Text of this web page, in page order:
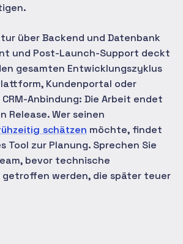
über Backend und Datenbank
und Post-Launch-Support deckt
gesamten Entwicklungszyklus
Kundenportal oder
Anbindung: Die Arbeit endet
Release. Wer seinen
schätzen möchte, findet
Tool zur Planung. Sprechen Sie
bevor technische
getroffen werden, die später teuer